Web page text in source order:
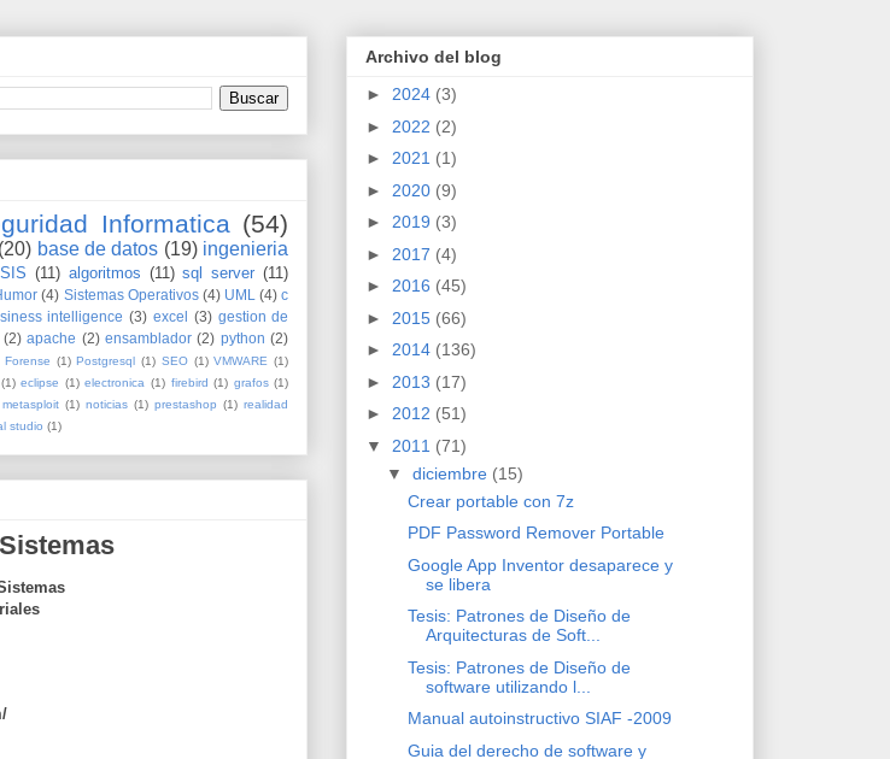
Informatica (54)
(20) base de datos (19) ingenieria
(11) algoritmos (11) sql server (11)
(4) Sistemas Operativos (4) UML (4) c
intelligence (3) excel (3) gestion de
(2) apache (2) ensamblador (2) python (2)
Forense (1) Postgresql (1) SEO (1) VMWARE (1)
(1) eclipse (1) electronica (1) firebird (1) grafos (1)
metasploit (1) noticias (1) prestashop (1) realidad
studio (1)
Archivo del blog
► 2024 (3)
► 2022 (2)
► 2021 (1)
► 2020 (9)
► 2019 (3)
► 2017 (4)
► 2016 (45)
► 2015 (66)
► 2014 (136)
► 2013 (17)
► 2012 (51)
▼ 2011 (71)
▼ diciembre (15)
Crear portable con 7z
PDF Password Remover Portable
Google App Inventor desaparece y
se libera
Tesis: Patrones de Diseño de
Arquitecturas de Soft...
Tesis: Patrones de Diseño de
software utilizando l...
Manual autoinstructivo SIAF -2009
Guia del derecho de software y